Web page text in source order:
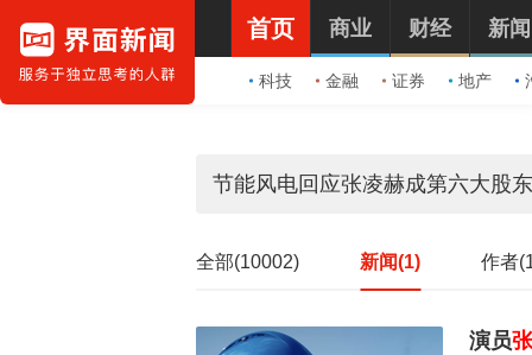
首页
科技 金融 证券 地产
商业 财经 新闻
全部(10002) 新闻(1) 作者
演员